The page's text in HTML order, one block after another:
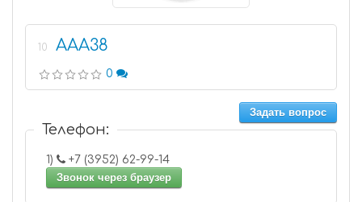
10 ААА38
0
Задать вопрос
Телефон:
1)
+7 (3952) 62-99-14
Звонок через браузер